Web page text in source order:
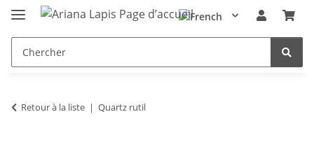
Retour à la liste Quartz rutil